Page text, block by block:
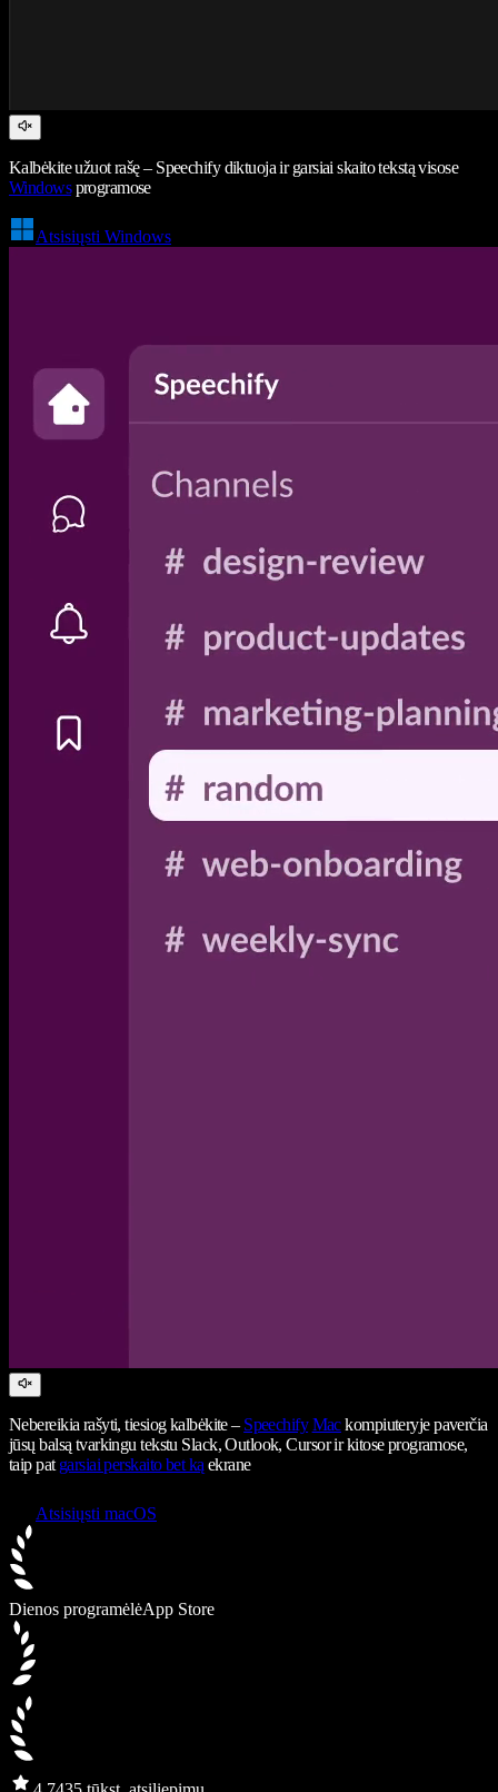
Kalbėkite užuot rašę – Speechify diktuoja ir garsiai skaito tekstą visose
Windowsprogramose
Atsisiųsti Windows
Nebereikia rašyti, tiesiog kalbėkite – Speechify Mackompiuteryje paverčia
jūsų balsą tvarkingu tekstu Slack, Outlook, Cursor ir kitose programose,
taip pat garsiai perskaito bet ką ekrane
Atsisiųsti macOS
Dienos programėlėApp Store